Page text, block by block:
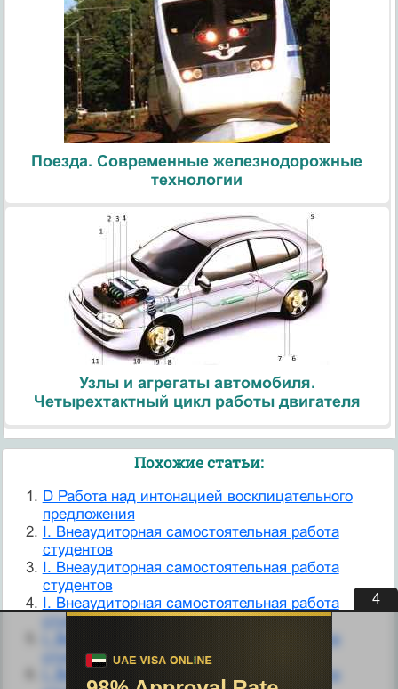
Поезда. Современные железнодорожные
технологии
Узлы и агрегаты автомобиля.
Четырехтактный цикл работы двигателя
Похожие статьи:
D Работа над интонацией восклицательного
предло­жения
I. Внеаудиторная самостоятельная работа
студентов
I. Внеаудиторная самостоятельная работа
студентов
I. Внеаудиторная самостоятельная работа
студентов
I. Внеаудиторная самостоятельная работа
студентов.
I. Внеаудиторная самостоятельная работа
3